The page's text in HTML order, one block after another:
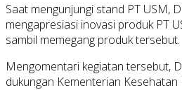
Saat mengunjungi stand PT USM,
mengapresiasi inovasi produk PT
sambil memegang produk tersebut.
Mengomentari kegiatan tersebut,
dukungan Kementerian